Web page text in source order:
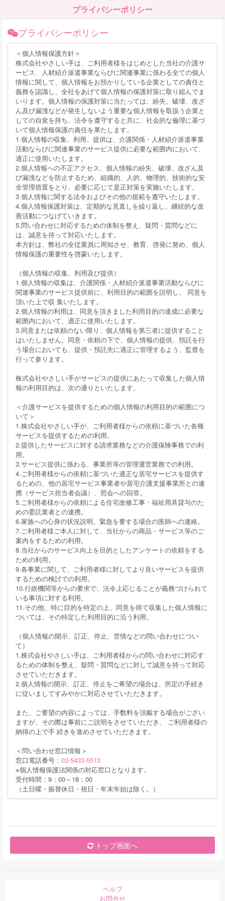
プライバシーポリシー
プライバシーポリシー
＜個人情報保護方針＞
株式会社やさしい手は、ご利用者様をはじめとした当社の介護サ
ービス、人材紹介派遣事業ならびに関連事業に係わる全ての個人
情報に関して、個人情報をお預かりしている企業としての責任と
義務を認識し、全社をあげて個人情報の保護対策に取り組んでま
いります。個人情報の保護対策に当たっては、紛失、破壊、改ざ
ん及び漏洩などが発生しないよう重要な個人情報を取扱う企業と
しての自覚を持ち、法令を遵守すると共に、社会的な倫理に基づ
いて個人情報保護の責任を果たします。
1.個人情報の収集、利用、提供は、介護関係・人材紹介派遣事業
活動ならびに関連事業のサービス提供に必要な範囲内において、
適正に使用いたします。
2.個人情報への不正アクセス、個人情報の紛失、破壊、改ざん及
び漏洩などを防止するため、組織的、人的、物理的、技術的な安
全管理措置をとり、必要に応じて是正対策を実施いたします。
3.個人情報に関する法令およびその他の規範を遵守いたします。
4.個人情報保護対策は、定期的な見直しを繰り返し、継続的な改
善活動につなげていきます。
5.問い合わせに対応するための体制を整え、疑問・質問などに
は、誠意を持って対応いたします。
本方針は、弊社の全従業員に周知させ、教育、啓発に努め、個人
情報保護の重要性を啓蒙いたします。
（個人情報の収集、利用及び提供）
1.個人情報の収集は、介護関係・人材紹介派遣事業活動ならびに
関連事業のサービス提供前に、利用目的の範囲を説明し、 同意を
頂いた上で収 集いたします。
2.個人情報の利用は、同意を頂きました利用目的の達成に必要な
範囲内において、適正に使用いたします。
3.同意または依頼のない限り、個人情報を第三者に提供すること
はいたしません。同意・依頼の下で、個人情報の提供、預託を行
う場合においても、提供・預託先に適正に管理するよう、監督を
行って参ります。
株式会社やさしい手がサービスの提供にあたって収集した個人情
報の利用目的は、次の通りといたします。
＜介護サービスを提供するための個人情報の利用目的の範囲につ
いて＞
1.株式会社やさしい手が、ご利用者様からの依頼に基づいた各種
サービスを提供するための利用。
2.提供したサービスに対する請求業務などの介護保険事務での利
用。
3.サービス提供に係わる、事業所等の管理運営業務での利用。
4.ご利用者様からの依頼に基づいた適正な居宅サービスを提供す
るための、他の居宅サービス事業者や居宅介護支援事業所との連
携（サービス担当者会議）、照会への回答。
5.ご利用者様からの依頼による住宅改修工事・福祉用具貸与のた
めの委託業者との連携。
6.家族への心身の状況説明。緊急を要する場合の医師への連絡。
7.ご利用者様ご本人に対して、当社からの商品・サービス等のご
案内をするための利用。
8.当社からのサービス向上を目的としたアンケートの依頼をする
ための利用。
9.各事業に関して、ご利用者様に対してより良いサービスを提供
するための検討での利用。
10.行政機関等からの要求で、法令上応じることが義務づけられて
いる事項に対する利用。
11.その他、特に目的を特定の上、同意を得て収集した個人情報に
ついては、その特定した利用目的に沿う利用。
（個人情報の開示、訂正、停止、苦情などの問い合わせについ
て）
1.株式会社やさしい手は、ご利用者様からの問い合わせに対応す
るための体制を整え、疑問・質問などに対して誠意を持って対応
させていただきます。
2.個人情報の開示、訂正、停止をご希望の場合は、所定の手続き
に従いましてすみやかに対応させていただきます。
また、ご要望の内容によっては、手数料を頂戴する場合がござい
ますが、その際は事前にご説明をさせていただき、 ご利用者様の
納得の上で手 続きを進めさせていただきます。
＜問い合わせ窓口情報＞
窓口電話番号： 03-5433-5513
※個人情報保護法関係の対応窓口となります。
受付時間：9：00～18：00
（土日曜・振替休日・祝日・年末年始は除く。）
トップ画面へ
ヘルプ
お問合せ